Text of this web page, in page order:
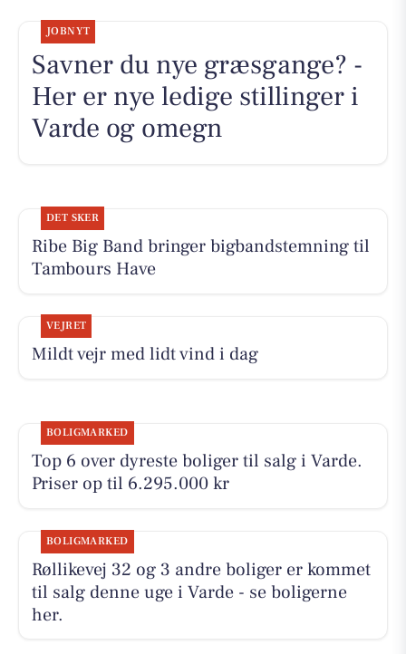
JOBNYT
Savner du nye græsgange? -
Her er nye ledige stillinger i
Varde og omegn
DET SKER
Ribe Big Band bringer bigbandstemning til
Tambours Have
VEJRET
Mildt vejr med lidt vind i dag
BOLIGMARKED
Top 6 over dyreste boliger til salg i Varde.
Priser op til 6.295.000 kr
BOLIGMARKED
Røllikevej 32 og 3 andre boliger er kommet
til salg denne uge i Varde - se boligerne
her.